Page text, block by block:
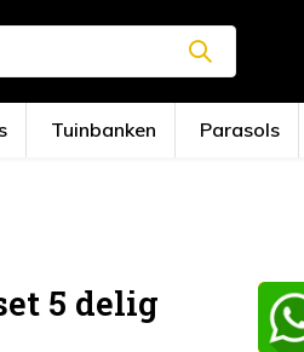
Tuinbanken Parasols
5 delig